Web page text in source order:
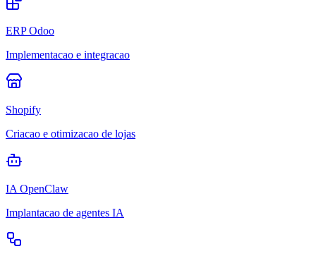
ERP Odoo
Implementacao e integracao
Shopify
Criacao e otimizacao de lojas
IA OpenClaw
Implantacao de agentes IA